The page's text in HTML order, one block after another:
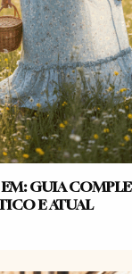
GUIA
E ATUAL